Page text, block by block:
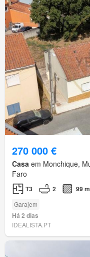
270 000 €
Casa em Monchique,
Faro
T3 2 99
Garajem
Há 2 dias
IDEALISTA.PT